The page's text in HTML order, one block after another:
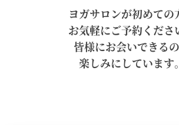
ヨガサロンが初めての
お気軽にご予約くださ
皆様にお会いできる
楽しみにしています。